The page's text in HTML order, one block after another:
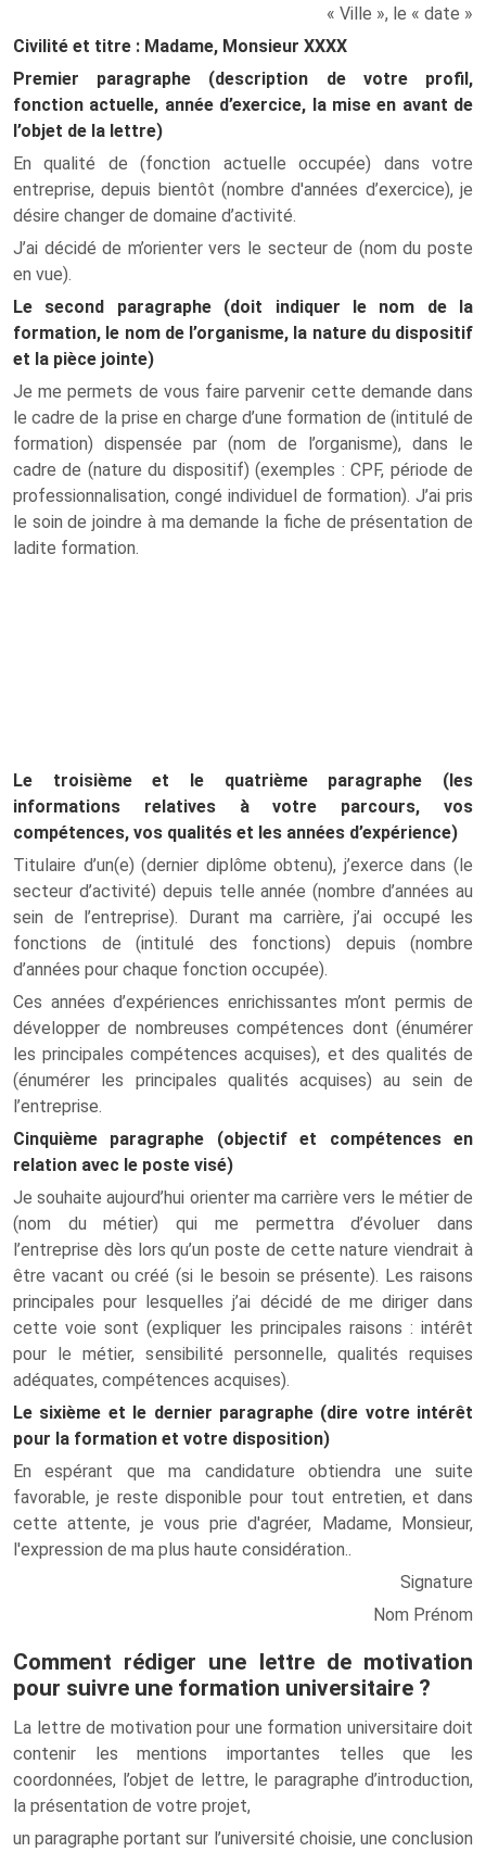
« Ville », le « date »
Civilité et titre : Madame, Monsieur XXXX
Premier paragraphe (description de votre profil,
fonction actuelle, année d’exercice, la mise en avant de
l’objet de la lettre)
En qualité de (fonction actuelle occupée) dans votre
entreprise, depuis bientôt (nombre d'années d’exercice), je
désire changer de domaine d’activité.
J’ai décidé de m’orienter vers le secteur de (nom du poste
en vue).
Le second paragraphe (doit indiquer le nom de la
formation, le nom de l’organisme, la nature du dispositif
et la pièce jointe)
Je me permets de vous faire parvenir cette demande dans
le cadre de la prise en charge d’une formation de (intitulé de
formation) dispensée par (nom de l’organisme), dans le
cadre de (nature du dispositif) (exemples : CPF, période de
professionnalisation, congé individuel de formation). J’ai pris
le soin de joindre à ma demande la fiche de présentation de
ladite formation.
Le troisième et le quatrième paragraphe (les
informations relatives à votre parcours, vos
compétences, vos qualités et les années d’expérience)
Titulaire d’un(e) (dernier diplôme obtenu), j’exerce dans (le
secteur d’activité) depuis telle année (nombre d’années au
sein de l’entreprise). Durant ma carrière, j’ai occupé les
fonctions de (intitulé des fonctions) depuis (nombre
d’années pour chaque fonction occupée).
Ces années d’expériences enrichissantes m’ont permis de
développer de nombreuses compétences dont (énumérer
les principales compétences acquises), et des qualités de
(énumérer les principales qualités acquises) au sein de
l’entreprise.
Cinquième paragraphe (objectif et compétences en
relation avec le poste visé)
Je souhaite aujourd’hui orienter ma carrière vers le métier de
(nom du métier) qui me permettra d’évoluer dans
l’entreprise dès lors qu’un poste de cette nature viendrait à
être vacant ou créé (si le besoin se présente). Les raisons
principales pour lesquelles j’ai décidé de me diriger dans
cette voie sont (expliquer les principales raisons : intérêt
pour le métier, sensibilité personnelle, qualités requises
adéquates, compétences acquises).
Le sixième et le dernier paragraphe (dire votre intérêt
pour la formation et votre disposition)
En espérant que ma candidature obtiendra une suite
favorable, je reste disponible pour tout entretien, et dans
cette attente, je vous prie d'agréer, Madame, Monsieur,
l'expression de ma plus haute considération..
Signature
Nom Prénom
Comment rédiger une lettre de motivation
pour suivre une formation universitaire ?
La lettre de motivation pour une formation universitaire doit
contenir les mentions importantes telles que les
coordonnées, l’objet de lettre, le paragraphe d’introduction,
la présentation de votre projet,
un paragraphe portant sur l’université choisie, une conclusion